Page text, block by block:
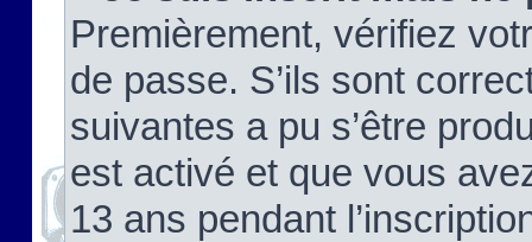
Premièrement, vérifiez
de passe. S’ils sont
suivantes a pu s’être
est activé et que vous
13 ans pendant